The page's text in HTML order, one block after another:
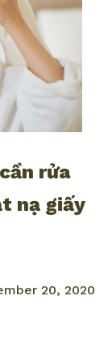
rửa
nạ giấy
20, 2020